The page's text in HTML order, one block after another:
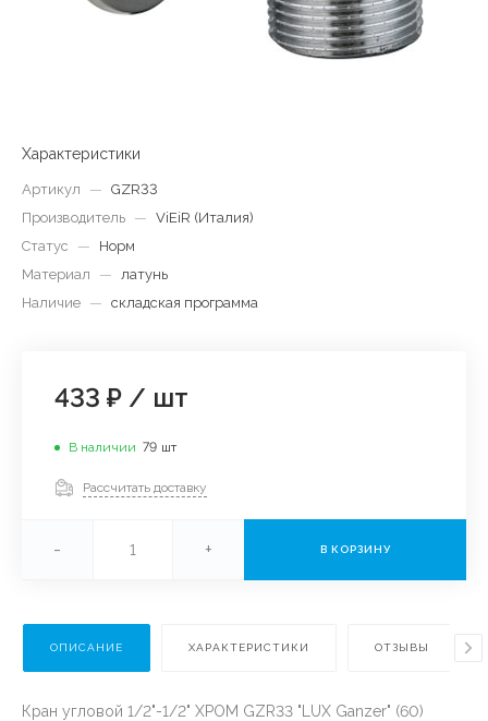
Характеристики
Артикул — GZR33
Производитель — ViEiR (Италия)
Статус
—
Норм
Материал
— латунь
Наличие — складская программа
433 ₽ / шт
В наличии 79 шт
Рассчитать доставку
- + В КОРЗИНУ
ОПИСАНИЕ ХАРАКТЕРИСТИКИ ОТЗЫВЫ
Кран угловой 1/2"-1/2" ХРОМ GZR33 "LUX Ganzer" (60)